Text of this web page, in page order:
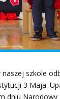
szkole
3 Maja.
dniu Narodowy